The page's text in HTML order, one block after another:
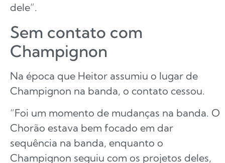
dele”.
Sem contato com
Champignon
Na época que Heitor assumiu o lugar de
Champignon na banda, o contato cessou.
“Foi um momento de mudanças na banda. O
Chorão estava bem focado em dar
sequência na banda, enquanto o
Champignon seguiu com os projetos deles,